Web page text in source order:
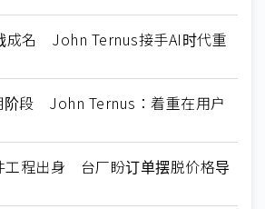
成名 John Ternus接手AI时代重
阶段 John Ternus：着重在用户
工程出身 台厂盼订单摆脱价格导